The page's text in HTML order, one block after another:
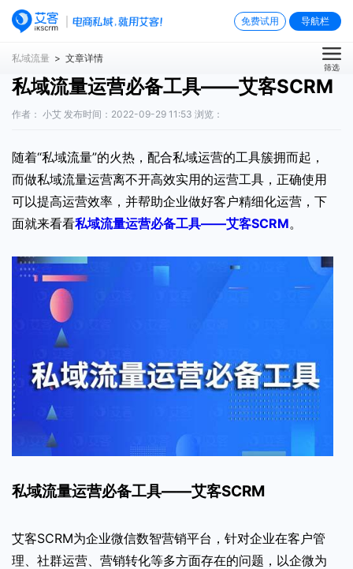
免费试用 导航栏
私域流量 > 文章详情
筛选
私域流量运营必备工具——艾客SCRM
作者： 小艾 发布时间：2022-09-29 11:53 浏览：
随着“私域流量”的火热，配合私域运营的工具簇拥而起，
而做私域流量运营离不开高效实用的运营工具，正确使用
可以提高运营效率，并帮助企业做好客户精细化运营，下
面就来看看私域流量运营必备工具——艾客SCRM。
私域流量运营必备工具——艾客SCRM
艾客SCRM为企业微信数智营销平台，针对企业在客户管
理、社群运营、营销转化等多方面存在的问题，以企微为